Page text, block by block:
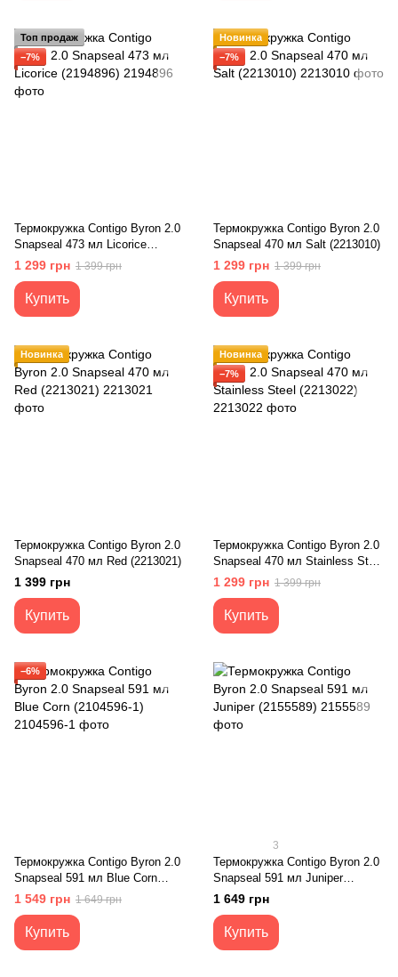
Топ продаж
−7%
Термокружка Contigo Byron 2.0
Snapseal 473 мл Licorice
(2194896)
1 299 грн 1 399 грн
Купить
Новинка
−7%
Термокружка Contigo Byron 2.0
Snapseal 470 мл Salt (2213010)
1 299 грн 1 399 грн
Купить
Новинка
Термокружка Contigo Byron 2.0
Snapseal 470 мл Red (2213021)
1 399 грн
Купить
Новинка
−7%
Термокружка Contigo Byron 2.0
Snapseal 470 мл Stainless Steel
(2213022)
1 299 грн 1 399 грн
Купить
−6%
Термокружка Contigo Byron 2.0
Snapseal 591 мл Blue Corn
(2104596-1)
1 549 грн 1 649 грн
Купить
3
Термокружка Contigo Byron 2.0
Snapseal 591 мл Juniper
(2155589)
1 649 грн
Купить